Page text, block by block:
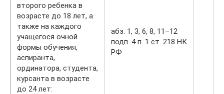
второго ребенка в
возрасте до 18 лет, а
также на каждого
учащегося очной
формы обучения,
аспиранта,
ординатора, студента,
курсанта в возрасте
до 24 лет:
абз. 1, 3, 6, 8, 11–12
подп. 4 п. 1 ст. 218 НК
РФ